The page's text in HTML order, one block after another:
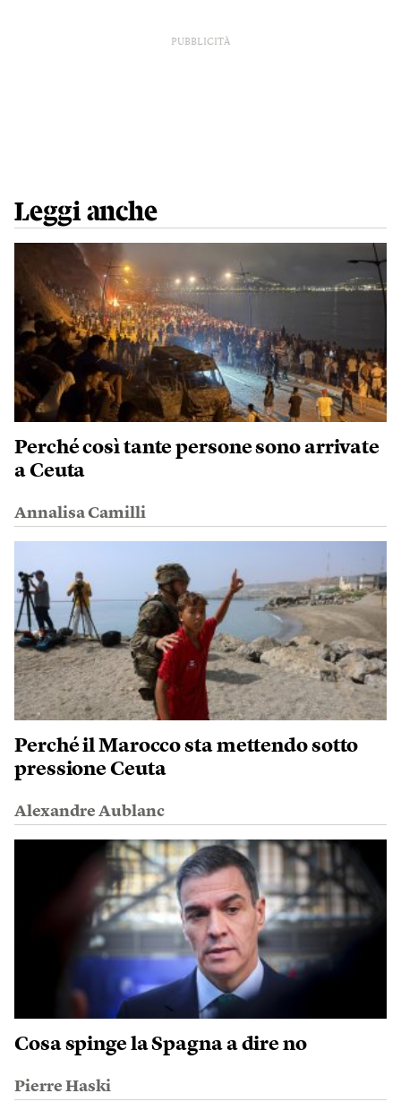
PUBBLICITÀ
Leggi anche
Perché così tante persone sono arrivate
a Ceuta
Annalisa Camilli
Perché il Marocco sta mettendo sotto
pressione Ceuta
Alexandre Aublanc
Cosa spinge la Spagna a dire no
Pierre Haski